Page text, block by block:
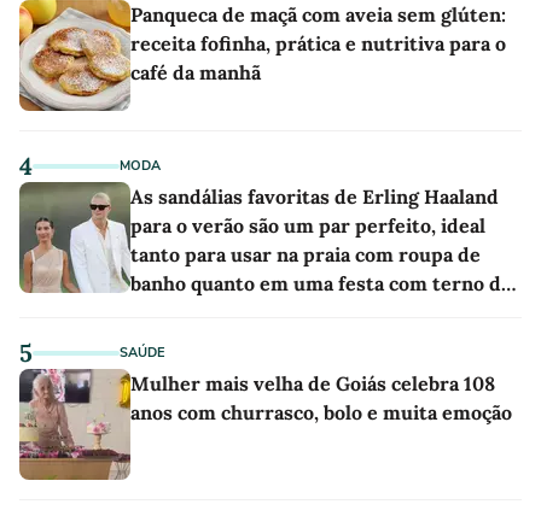
Panqueca de maçã com aveia sem glúten:
receita fofinha, prática e nutritiva para o
café da manhã
4 MODA
As sandálias favoritas de Erling Haaland
para o verão são um par perfeito, ideal
tanto para usar na praia com roupa de
banho quanto em uma festa com terno de
5 SAÚDE
Mulher mais velha de Goiás celebra 108
anos com churrasco, bolo e muita emoção